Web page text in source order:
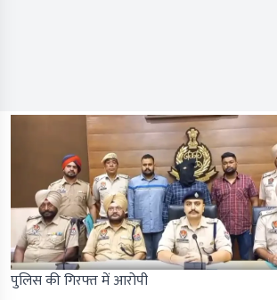
पुलिस की गिरफ्त में आरोपी